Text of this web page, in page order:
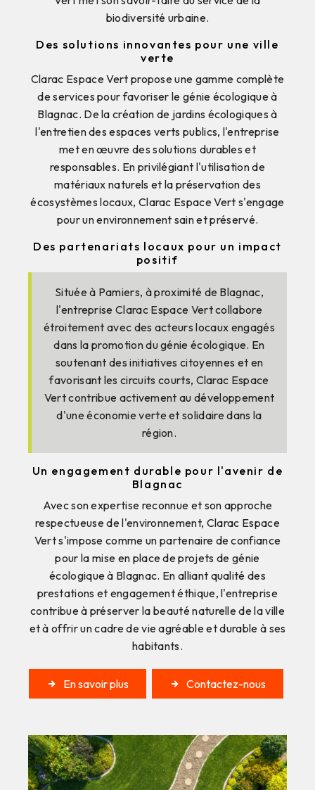
biodiversité urbaine.
Des solutions innovantes pour une ville
verte
Clarac Espace Vert propose une gamme complète
de services pour favoriser le génie écologique à
Blagnac. De la création de jardins écologiques à
l'entretien des espaces verts publics, l'entreprise
met en œuvre des solutions durables et
responsables. En privilégiant l'utilisation de
matériaux naturels et la préservation des
écosystèmes locaux, Clarac Espace Vert s'engage
pour un environnement sain et préservé.
Des partenariats locaux pour un impact
positif
Située à Pamiers, à proximité de Blagnac,
l'entreprise Clarac Espace Vert collabore
étroitement avec des acteurs locaux engagés
dans la promotion du génie écologique. En
soutenant des initiatives citoyennes et en
favorisant les circuits courts, Clarac Espace
Vert contribue activement au développement
d'une économie verte et solidaire dans la
région.
Un engagement durable pour l'avenir de
Blagnac
Avec son expertise reconnue et son approche
respectueuse de l'environnement, Clarac Espace
Vert s'impose comme un partenaire de confiance
pour la mise en place de projets de génie
écologique à Blagnac. En alliant qualité des
prestations et engagement éthique, l'entreprise
contribue à préserver la beauté naturelle de la ville
et à offrir un cadre de vie agréable et durable à ses
habitants.
En savoir plus Contactez-nous